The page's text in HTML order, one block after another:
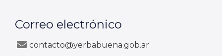
Correo electrónico
contacto@yerbabuena.gob.ar